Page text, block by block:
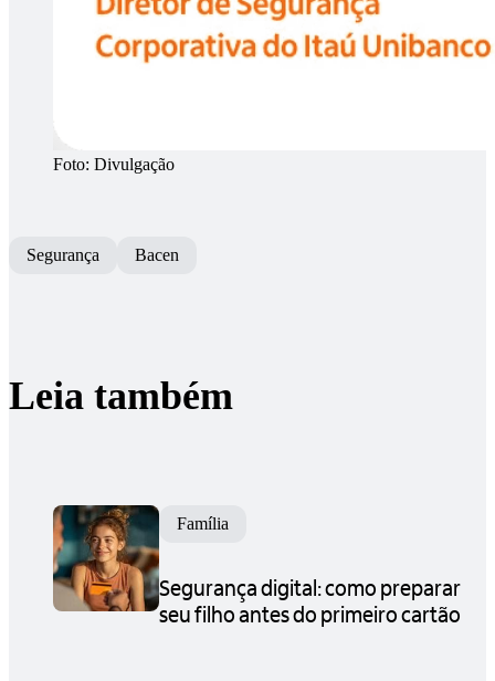
Foto: Divulgação
Segurança Bacen
Leia também
Família
Segurança digital: como preparar
seu filho antes do primeiro cartão